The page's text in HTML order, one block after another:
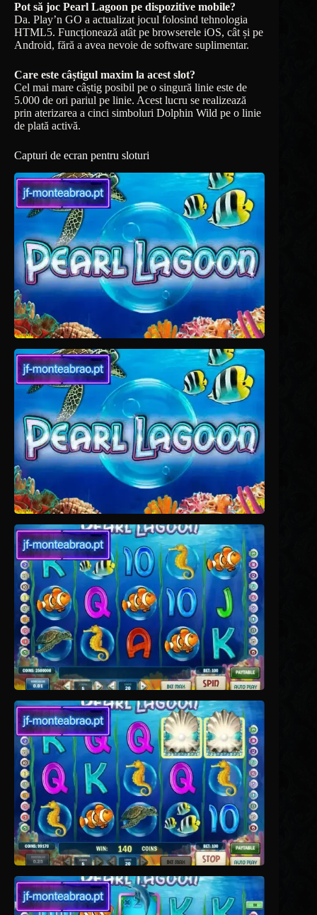
Pot să joc Pearl Lagoon pe dispozitive mobile?
Da. Play’n GO a actualizat jocul folosind tehnologia
HTML5. Funcționează atât pe browserele iOS, cât și pe
Android, fără a avea nevoie de software suplimentar.
Care este câștigul maxim la acest slot?
Cel mai mare câștig posibil pe o singură linie este de
5.000 de ori pariul pe linie. Acest lucru se realizează
prin aterizarea a cinci simboluri Dolphin Wild pe o linie
de plată activă.
Capturi de ecran pentru sloturi